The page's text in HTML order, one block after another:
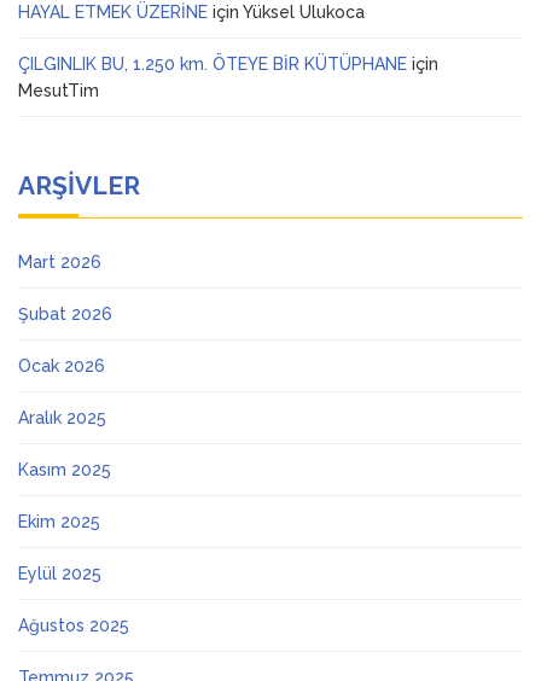
HAYAL ETMEK ÜZERİNE için Yüksel Ulukoca
ÇILGINLIK BU, 1.250 km. ÖTEYE BİR KÜTÜPHANE için
MesutTim
ARŞIVLER
Mart 2026
Şubat 2026
Ocak 2026
Aralık 2025
Kasım 2025
Ekim 2025
Eylül 2025
Ağustos 2025
Temmuz 2025